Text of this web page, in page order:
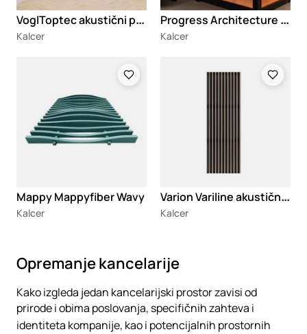
V
oglToptec akustični plafoni od maltera
Kalcer
P
rogress Architecture zidna pletena mreža Aries OL P01415
Kalcer
Mappy Mappyfiber Wavy
Kalcer
V
arion Variline akustični paneli
Kalcer
Opremanje kancelarije
Kako izgleda jedan kancelarijski prostor zavisi od
prirode i obima poslovanja, specifičnih zahteva i
identiteta kompanije, kao i potencijalnih prostornih